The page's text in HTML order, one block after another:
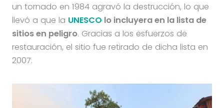
un tornado en 1984 agravó la destrucción, lo que
llevó a que la UNESCO lo incluyera en la lista de
sitios en peligro. Gracias a los esfuerzos de
restauración, el sitio fue retirado de dicha lista en
2007.